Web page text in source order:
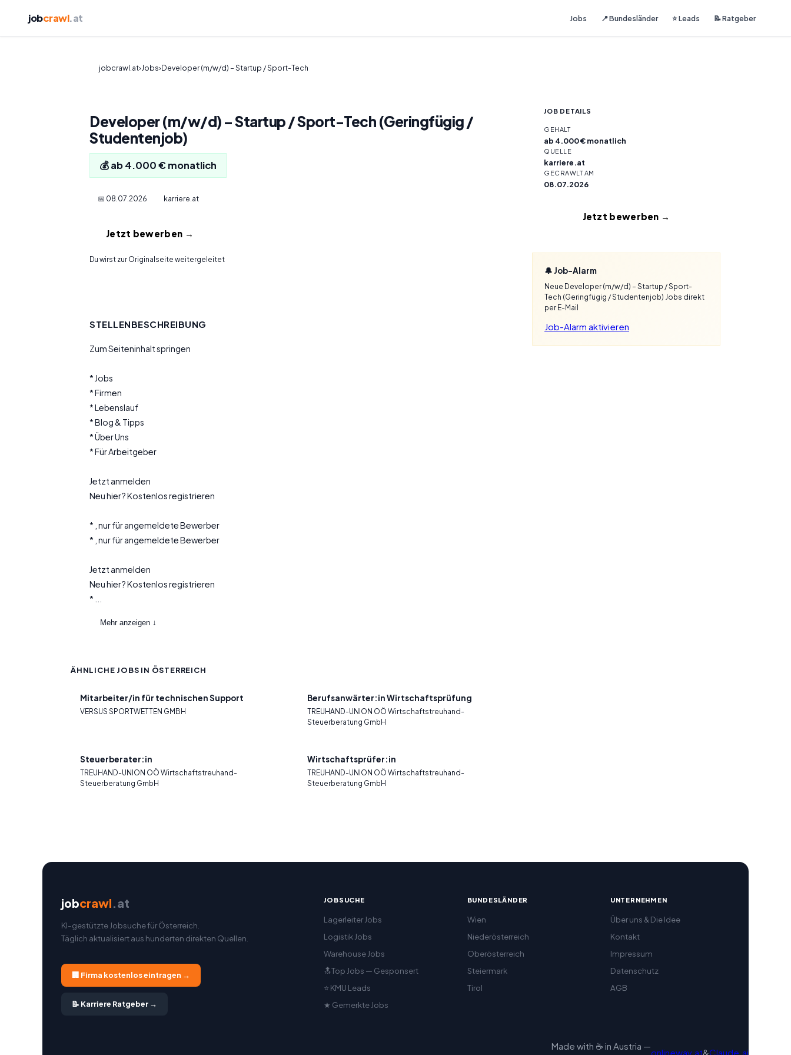
jobcrawl.at Jobs 📍 Bundesländer ⭐ Leads 📝 Ratgeber
jobcrawl.at›Jobs›Developer (m/w/d) – Startup / Sport-Tech
Developer (m/w/d) – Startup / Sport-Tech (Geringfügig /
Studentenjob)
💰 ab 4.000 € monatlich
📅 08.07.2026 karriere.at
Jetzt bewerben →
Du wirst zur Originalseite weitergeleitet
STELLENBESCHREIBUNG
Zum Seiteninhalt springen
* Jobs
* Firmen
* Lebenslauf
* Blog & Tipps
* Über Uns
* Für Arbeitgeber
Jetzt anmelden
Neu hier? Kostenlos registrieren
* , nur für angemeldete Bewerber
* , nur für angemeldete Bewerber
Jetzt anmelden
Neu hier? Kostenlos registrieren
* ...
Mehr anzeigen ↓
ÄHNLICHE JOBS IN ÖSTERREICH
Mitarbeiter/in für technischen Support
VERSUS SPORTWETTEN GMBH
Berufsanwärter:in Wirtschaftsprüfung
TREUHAND-UNION OÖ Wirtschaftstreuhand-
Steuerberatung GmbH
Steuerberater:in
TREUHAND-UNION OÖ Wirtschaftstreuhand-
Steuerberatung GmbH
Wirtschaftsprüfer:in
TREUHAND-UNION OÖ Wirtschaftstreuhand-
Steuerberatung GmbH
JOB DETAILS
GEHALT
ab 4.000 € monatlich
QUELLE
karriere.at
GECRAWLT AM
08.07.2026
Jetzt bewerben →
🔔 Job-Alarm
Neue Developer (m/w/d) – Startup / Sport-
Tech (Geringfügig / Studentenjob) Jobs direkt
per E-Mail
Job-Alarm aktivieren
jobcrawl.at
KI-gestützte Jobsuche für Österreich.
Täglich aktualisiert aus hunderten direkten Quellen.
🏢 Firma kostenlos eintragen →
📝 Karriere Ratgeber →
JOBSUCHE
Lagerleiter Jobs
Logistik Jobs
Warehouse Jobs
🔝Top Jobs — Gesponsert
⭐ KMU Leads
★ Gemerkte Jobs
BUNDESLÄNDER
Wien
Niederösterreich
Oberösterreich
Steiermark
Tirol
UNTERNEHMEN
Über uns & Die Idee
Kontakt
Impressum
Datenschutz
AGB
Made with ☕ in Austria —
onlineway.at&Claude.ai